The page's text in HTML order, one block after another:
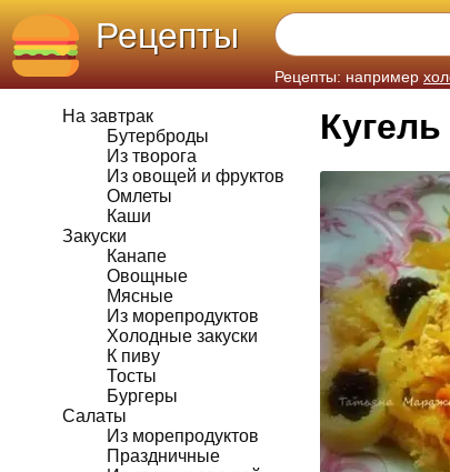
Рецепты
Рецепты: например
На завтрак
Бутерброды
Из творога
Из овощей и фруктов
Омлеты
Каши
Закуски
Канапе
Овощные
Мясные
Из морепродуктов
Холодные закуски
К пиву
Тосты
Бургеры
Салаты
Из морепродуктов
Праздничные